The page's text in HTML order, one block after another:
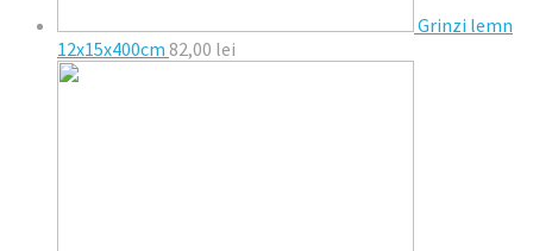
Grinzi lemn
12x15x400cm 82,00 lei